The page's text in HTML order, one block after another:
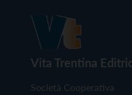
Vita Trentina
Società Cooperativa